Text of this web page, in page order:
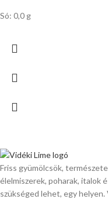
Só: 0,0 g
Friss gyümölcsök,
élelmiszerek, poharak, italok
szükséged lehet, egy helyen.